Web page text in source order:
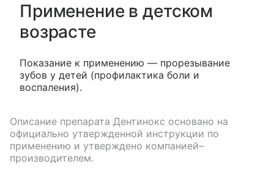
Применение в детском
возрасте
Показание к применению — прорезывание
зубов у детей (профилактика боли и
воспаления).
Описание препарата Дентинокс основано на
официально утвержденной инструкции по
применению и утверждено компанией–
производителем.